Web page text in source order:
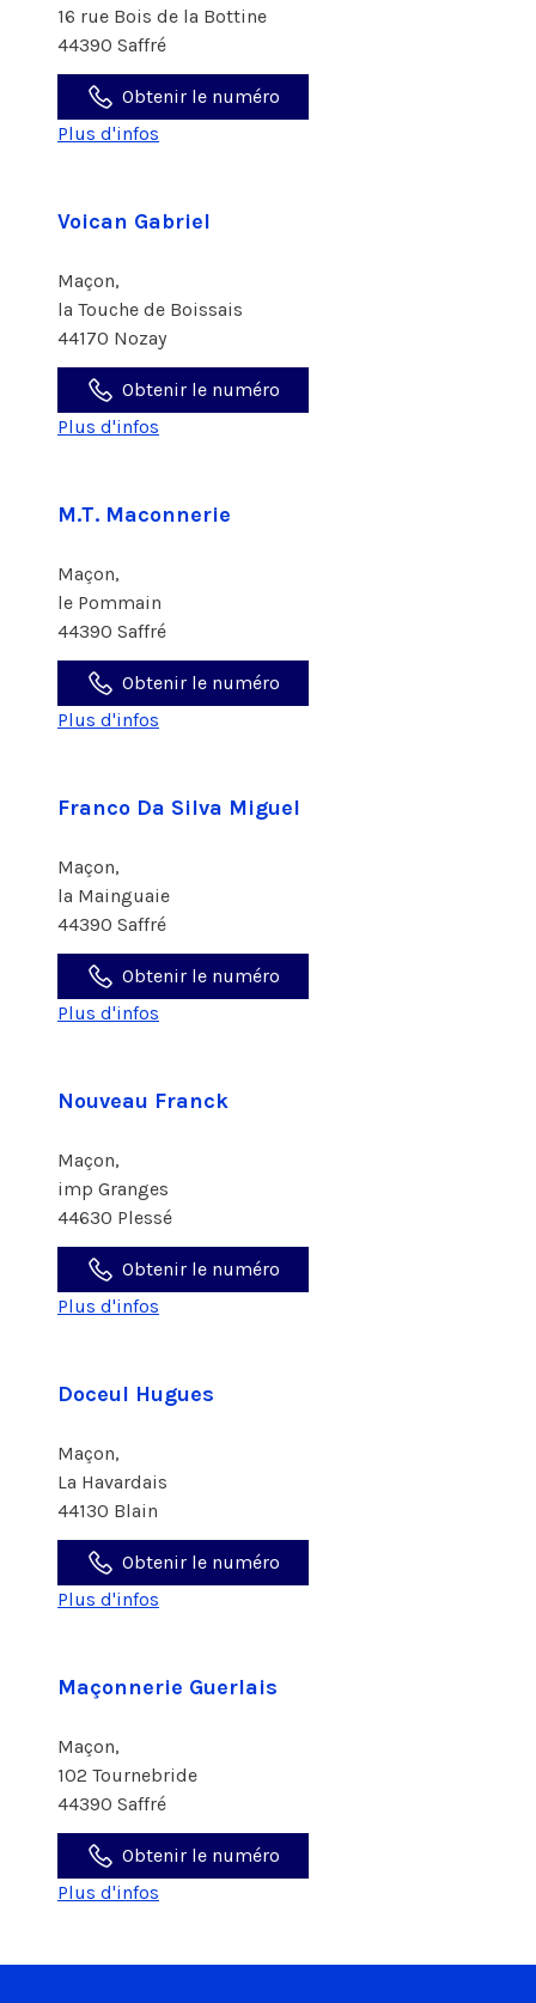
16 rue Bois de la Bottine
44390 Saffré
Obtenir le numéro
Plus d'infos
Voican Gabriel
Maçon,
la Touche de Boissais
44170 Nozay
Obtenir le numéro
Plus d'infos
M.T. Maconnerie
Maçon,
le Pommain
44390 Saffré
Obtenir le numéro
Plus d'infos
Franco Da Silva Miguel
Maçon,
la Mainguaie
44390 Saffré
Obtenir le numéro
Plus d'infos
Nouveau Franck
Maçon,
imp Granges
44630 Plessé
Obtenir le numéro
Plus d'infos
Doceul Hugues
Maçon,
La Havardais
44130 Blain
Obtenir le numéro
Plus d'infos
Maçonnerie Guerlais
Maçon,
102 Tournebride
44390 Saffré
Obtenir le numéro
Plus d'infos